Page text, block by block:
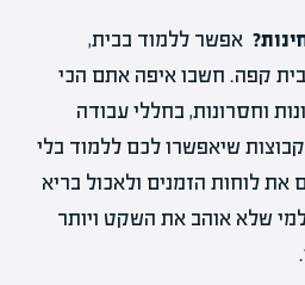
אפשר ללמוד בבית,
קפה. חשבו איפה אתם הכי
וחסרונות, בחללי עבודה
שיאפשרו לכם ללמוד בלי
לוחות הזמנים ולאכול בריא
שלא אוהב את השקט ויותר